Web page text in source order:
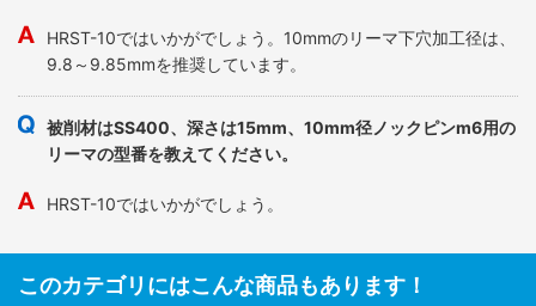
HRST-10ではいかがでしょう。10mmのリーマ下穴加工径は、
9.8～9.85mmを推奨しています。
被削材はSS400、深さは15mm、10mm径ノックピンm6用の
リーマの型番を教えてください。
HRST-10ではいかがでしょう。
このカテゴリにはこんな商品もあります！